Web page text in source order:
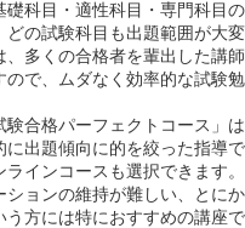
礎科目・適性科目・専門科目
どの試験科目も出題範囲が大
、多くの合格者を輩出した講
で、ムダなく効率的な試験勉
験合格パーフェクトコース」
に出題傾向に的を絞った指導
ラインコースも選択できます
ションの維持が難しい、とに
う方には特におすすめの講座